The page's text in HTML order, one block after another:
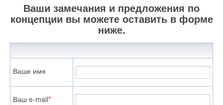
Ваши замечания и предложения по
концепции вы можете оставить в форме
ниже.
Ваше имя
Ваш e-mail*